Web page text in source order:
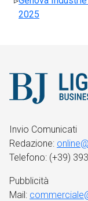
2025
Invio Comunicati
Redazione:
Telefono: (+39)
Pubblicità
Mail: